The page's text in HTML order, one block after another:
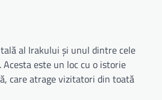
al Irakului și unul dintre cele
este un loc cu o istorie
care atrage vizitatori din toată